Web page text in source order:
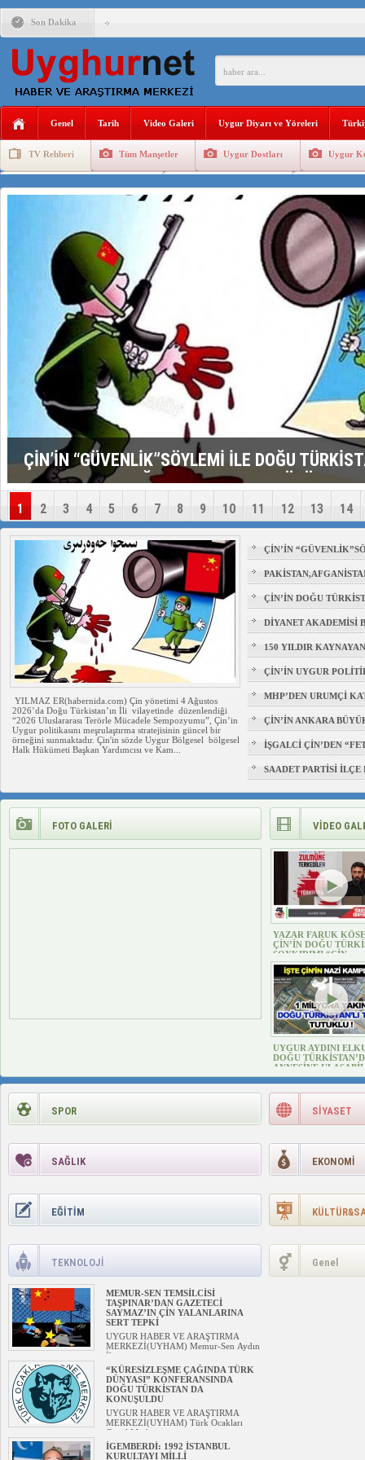
Son Dakika
ÇİN’İN “GÜVENLİK”SÖYLEMİ İLE DOĞU TÜRKİSTAN’DA
ANAHTAR PARTİ GENEL BAŞKANI AĞIRALİOĞLU :
DİYANET AKADEMİSİ BAŞKANI DOÇ.DR.KAAN : DOĞU
150 YILDIR KAYNAYAN YARAMIZ : ÇİN İŞGALİNDEKİ
ÇİN’İN UYGUR POLİTİKALARINI ÖVEN DİYANET
MHP’DEN URUMÇİ KATLİAMI MESAJİ : 05.07.2009
Genel Tarih Video Galeri Uygur Diyarı ve Yöreleri
TV Rehberi Tüm Manşetler Uygur Dostları Uygur
Uygurlarda Düğün ve Cenaze Uygur Geleneksel Tip Uygur
ÇİN’İN “GÜVENLİK”SÖYLEMİ İLE DOĞU
MEŞRULAŞTIRDIĞI ÇKP DEVLET TERÖRÜ
1 2 3 4 5 6 7 8 9 10 11 12 13 14
YILMAZ ER(habernida.com) Çin yönetimi 4 Ağustos
2026’da Doğu Türkistan’ın İli vilayetinde düzenlendiği
“2026 Uluslararası Terörle Mücadele Sempozyumu”, Çin’in
Uygur politikasını meşrulaştırma stratejisinin güncel bir
örneğini sunmaktadır. Çin'in sözde Uygur Bölgesel bölgesel
Halk Hükümeti Başkan Yardımcısı ve Kam...
ÇİN’İN
ÇİN’İN DOĞU
DİYANET AKADEMİSİ
150 YILDIR
ÇİN’İN UYGUR
MHP’DEN URUMÇİ
ÇİN’İN ANKARA
İŞGALCİ ÇİN’DEN
SAADET PARTİSİ
FOTO GALERİ VİDEO
YAZAR FARUK
ÇİN’İN DOĞU
SOYKIRIMI “ÇİN
SINIRLARINI”AŞTI
(VİDEO)
UYGUR AYDINI
DOĞU
ANNESİNE
MÜCADELESİ
SPOR SİYASET
SAĞLIK EKONOMİ
EĞİTİM
TEKNOLOJİ
MEMUR-SEN TEMSİLCİSİ
TAŞPINAR’DAN GAZETECİ
SAYMAZ’IN ÇİN YALANLARINA
SERT TEPKİ
UYGUR HABER VE ARAŞTIRMA
MERKEZİ(UYHAM) Memur-Sen Aydın
İl...
“KÜRESİZLEŞME ÇAĞINDA TÜRK
DÜNYASI” KONFERANSINDA
DOĞU TÜRKİSTAN DA
KONUŞULDU
UYGUR HABER VE ARAŞTIRMA
MERKEZİ(UYHAM) Türk Ocakları
Genel Merkez...
İGEMBERDİ: 1992 İSTANBUL
KURULTAYI MİLLİ
Genel